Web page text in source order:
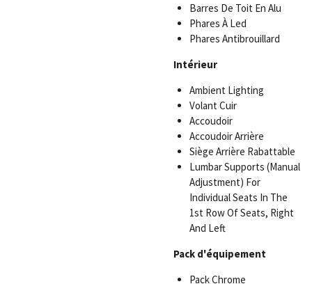
Barres De Toit En Alu
Phares À Led
Phares Antibrouillard
Intérieur
Ambient Lighting
Volant Cuir
Accoudoir
Accoudoir Arrière
Siège Arrière Rabattable
Lumbar Supports (Manual
Adjustment) For
Individual Seats In The
1st Row Of Seats, Right
And Left
Pack d'équipement
Pack Chrome